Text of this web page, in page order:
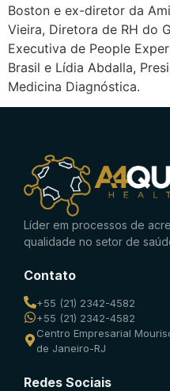
Boston e ex-diretor da
Vieira, Diretora de RH do
Executiva de People
Brasil e Lídia Abdalla,
Medicina Diagnóstica.
Líder em processos de
qualidade no setor de
Contato
+55 (21) 2342-4582
+55 (21) 2342-4582
Centro Empresarial
de Janeiro-RJ
Redes Sociais